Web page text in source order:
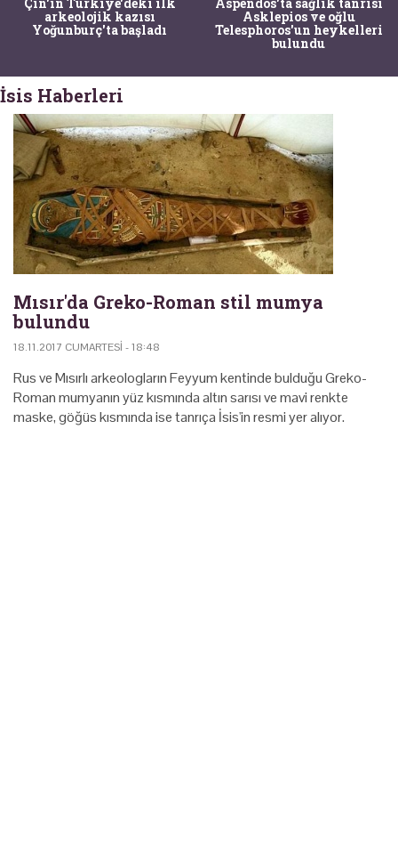
arkeolojik kazısı
Yoğunburç'ta başladı
Asklepios ve oğlu
Telesphoros'un heykelleri
bulundu
İsis Haberleri
Mısır'da Greko-Roman stil mumya
bulundu
18.11.2017 CUMARTESI - 18:48
Rus ve Mısırlı arkeologların Feyyum kentinde bulduğu Greko-
Roman mumyanın yüz kısmında altın sarısı ve mavi renkte
maske, göğüs kısmında ise tanrıça İsis'in resmi yer alıyor.